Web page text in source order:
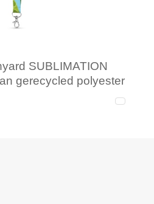
SUBLIMATION
gerecycled polyester
20 mm karabijnhaak en